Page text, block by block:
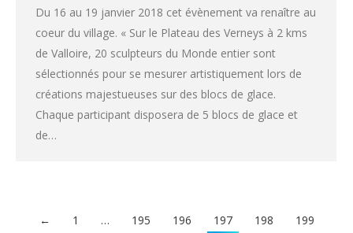
Du 16 au 19 janvier 2018 cet évènement va renaître au
coeur du village. « Sur le Plateau des Verneys à 2 kms
de Valloire, 20 sculpteurs du Monde entier sont
sélectionnés pour se mesurer artistiquement lors de
créations majestueuses sur des blocs de glace.
Chaque participant disposera de 5 blocs de glace et
de…
← 1 … 195 196 197 198 199